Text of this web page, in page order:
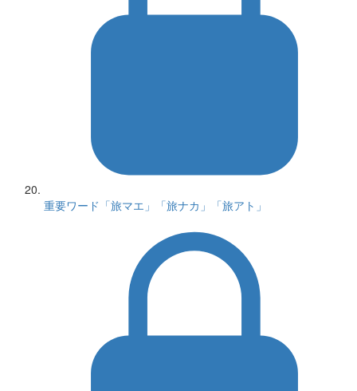
重要ワード「旅マエ」「旅ナカ」「旅アト」